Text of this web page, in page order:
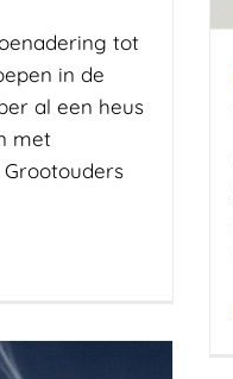
tot
in de
al een heus
met
Grootouders